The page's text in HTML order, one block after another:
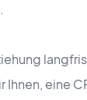
Ihnen, eine